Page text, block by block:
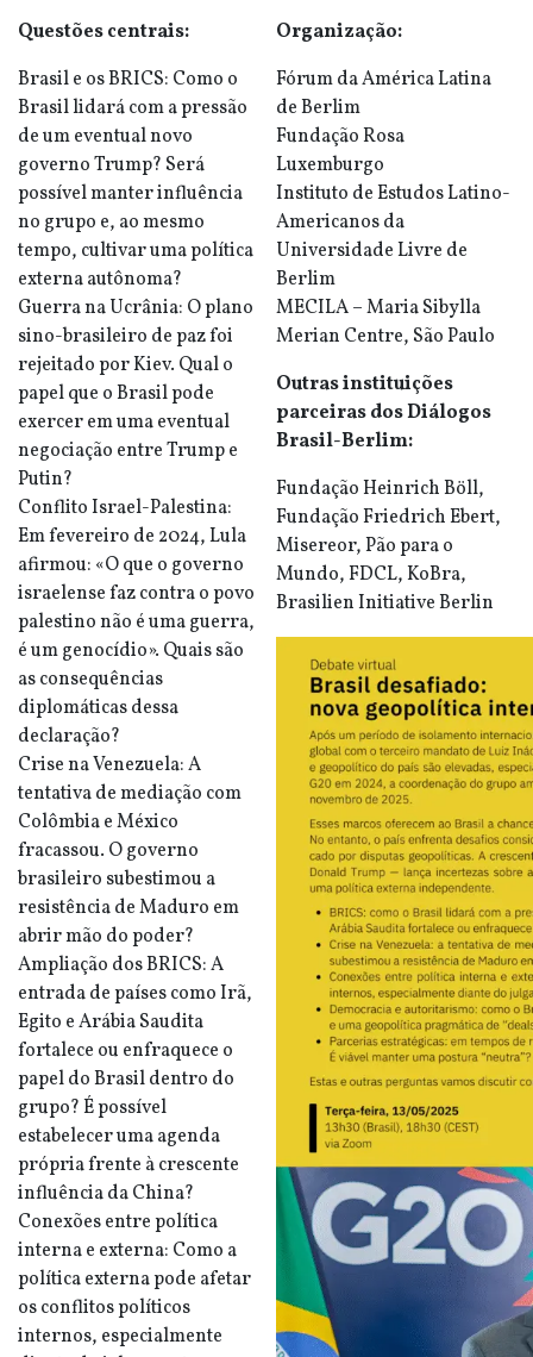
Questões centrais:
Brasil e os BRICS: Como o
Brasil lidará com a pressão
de um eventual novo
governo Trump? Será
possível manter influência
no grupo e, ao mesmo
tempo, cultivar uma política
externa autônoma?
Guerra na Ucrânia: O plano
sino-brasileiro de paz foi
rejeitado por Kiev. Qual o
papel que o Brasil pode
exercer em uma eventual
negociação entre Trump e
Putin?
Conflito Israel-Palestina:
Em fevereiro de 2024, Lula
afirmou: «O que o governo
israelense faz contra o povo
palestino não é uma guerra,
é um genocídio». Quais são
as consequências
diplomáticas dessa
declaração?
Crise na Venezuela: A
tentativa de mediação com
Colômbia e México
fracassou. O governo
brasileiro subestimou a
resistência de Maduro em
abrir mão do poder?
Ampliação dos BRICS: A
entrada de países como Irã,
Egito e Arábia Saudita
fortalece ou enfraquece o
papel do Brasil dentro do
grupo? É possível
estabelecer uma agenda
própria frente à crescente
influência da China?
Conexões entre política
interna e externa: Como a
política externa pode afetar
os conflitos políticos
internos, especialmente
Organização:
Fórum da América Latina
de Berlim
Fundação Rosa
Luxemburgo
Instituto de Estudos Latino-
Americanos da
Universidade Livre de
Berlim
MECILA – Maria Sibylla
Merian Centre, São Paulo
Outras instituições
parceiras dos Diálogos
Brasil-Berlim:
Fundação Heinrich Böll,
Fundação Friedrich Ebert,
Misereor, Pão para o
Mundo, FDCL, KoBra,
Brasilien Initiative Berlin